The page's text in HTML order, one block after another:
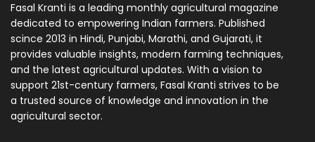
Fasal Kranti is a leading monthly agricultural magazine
dedicated to empowering Indian farmers. Published
scince 2013 in Hindi, Punjabi, Marathi, and Gujarati, it
provides valuable insights, modern farming techniques,
and the latest agricultural updates. With a vision to
support 21st-century farmers, Fasal Kranti strives to be
a trusted source of knowledge and innovation in the
agricultural sector.